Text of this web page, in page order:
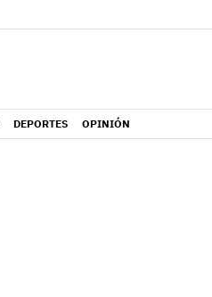
DEPORTES OPINIÓN